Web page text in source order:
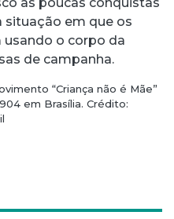
situação em que os
o corpo da
de campanha.
“Criança não é Mãe”
em Brasília. Crédito: